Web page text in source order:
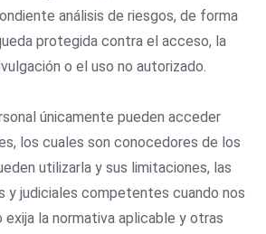
análisis de riesgos, de forma
protegida contra el acceso, la
o el uso no autorizado.
únicamente pueden acceder
los cuales son conocedores de los
utilizarla y sus limitaciones, las
y judiciales competentes cuando nos
exija la normativa aplicable y otras